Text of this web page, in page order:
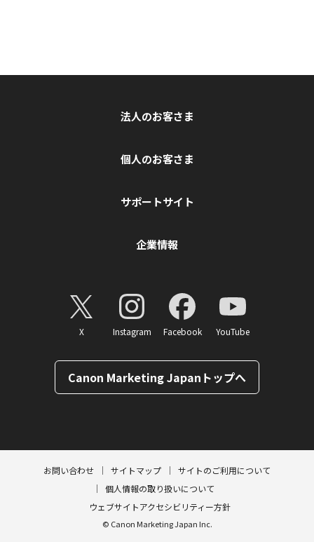
法人のお客さま
個人のお客さま
サポートサイト
企業情報
X Instagram Facebook YouTube
Canon Marketing Japanトップへ
お問い合わせ サイトマップ
サイトのご利用について
個人情報の取り扱いについて
ウェブサイトアクセシビリティー方針
© Canon Marketing Japan Inc.